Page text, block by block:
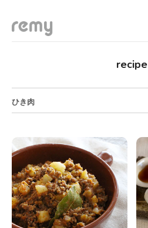
recipe
ひき肉